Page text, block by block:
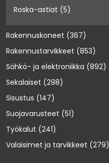
Roska-astiat (5)
Rakennuskoneet (367)
Rakennustarvikkeet (853)
Sähkö- ja elektroniikka (892)
Sekalaiset (298)
Sisustus (147)
Suojavarusteet (51)
Työkalut (241)
Valaisimet ja tarvikkeet (279)